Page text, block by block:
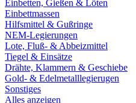
Einbetten, Gießen & Löten
Einbettmassen
Hilfsmittel & Gußringe
NEM-Legierungen
Lote, Fluß- & Abbeizmittel
Tiegel & Einsätze
Drähte, Klammern & Geschiebe
Gold- & Edelmetalllegierugen
Sonstiges
Alles anzeigen